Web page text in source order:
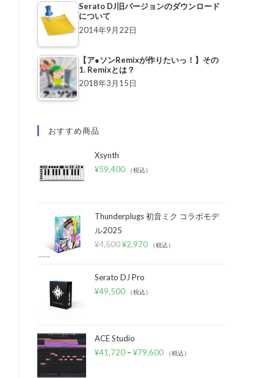
Serato DJ旧バージョンのダウンロード
について
2014年9月22日
【ア●ソンRemixが作りたいっ！】その
1. Remixとは？
2018年3月15日
おすすめ商品
Xsynth
¥59,400 （税込）
Thunderplugs 初音ミク コラボモデ
ル2025
¥4,500¥2,970 （税込）
Serato DJ Pro
¥49,500 （税込）
ACE Studio
¥41,720 –¥79,600 （税込）